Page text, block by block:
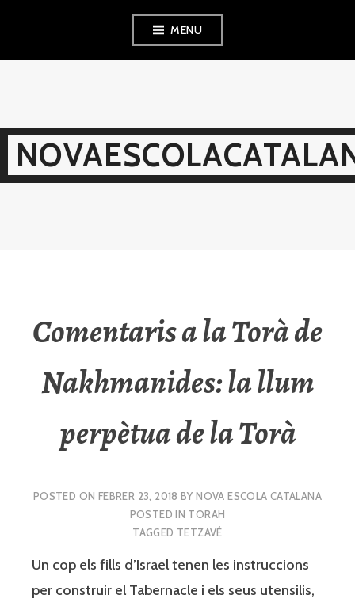
MENU
Comentaris a la Torà de
Nakhmanides: la llum
perpètua de la Torà
POSTED ON FEBRER 23, 2018 BYNOVA ESCOLA CATALANA
POSTED IN TORAH
TAGGED TETZAVÉ
Un cop els fills d’Israel tenen les instruccions
per construir el Tabernacle i els seus utensilis,